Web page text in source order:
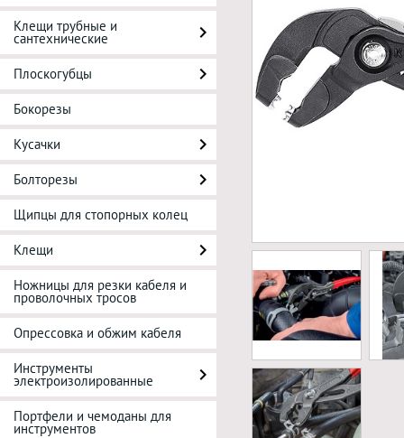
Клещи трубные и
сантехнические
Плоскогубцы
Бокорезы
Кусачки
Болторезы
Щипцы для стопорных колец
Клещи
Ножницы для резки кабеля и
проволочных тросов
Опрессовка и обжим кабеля
Инструменты
электроизолированные
Портфели и чемоданы для
инструментов